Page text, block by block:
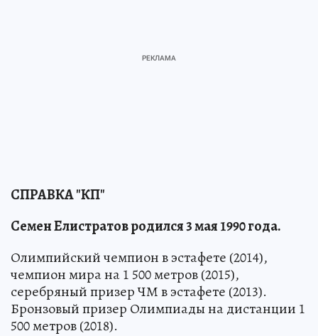
СПРАВКА "КП"
Семен Елистратов родился 3 мая 1990 года.
Олимпийский чемпион в эстафете (2014),
чемпион мира на 1 500 метров (2015),
серебряный призер ЧМ в эстафете (2013).
Бронзовый призер Олимпиады на дистанции 1
500 метров (2018).